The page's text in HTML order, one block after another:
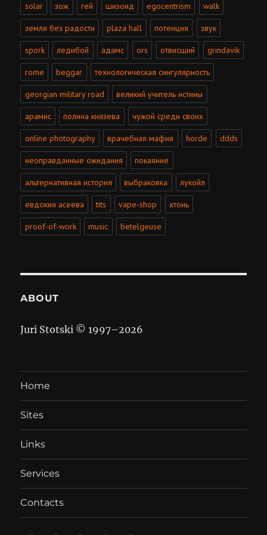
solar зож гей шизоид egocentrism walk
земля без радости plaza hall потенция звук
spork ледибой адамс ors отвисший grindavik
rome beggar технологическая сингулярность
georgian military road великий учитель истины
арамис полина князева чужой среди своих
online photography врачебная мафия horde ddds
неоправданные ожидания покаяние
альтернативная история выбраковка лукойл
евдокия асеева tits vape-shop хтонь
proof-of-work music betelgeuse
ABOUT
Juri Stotski © 1997–2026
Home
Sites
Links
Services
Contacts